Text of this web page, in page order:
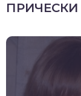
ПРИЧЕСКИ